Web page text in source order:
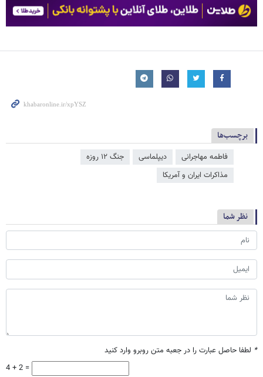
برچسب‌ها
فاطمه مهاجرانی دیپلماسی
جنگ ۱۲ روزه
مذاکرات ایران و آمریکا
نظر شما
* لطفا حاصل عبارت را در جعبه متن روبرو وارد کنید
4 + 2 =